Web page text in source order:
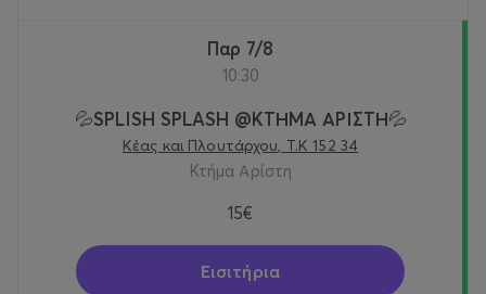
Παρ 7/8
10:30
💦SPLISH SPLASH @KTΗΜΑ ΑΡΙΣΤΗ💦
Κέας και Πλουτάρχου, Τ.Κ 152 34
Κτήμα Αρίστη
15€
Εισιτήρια